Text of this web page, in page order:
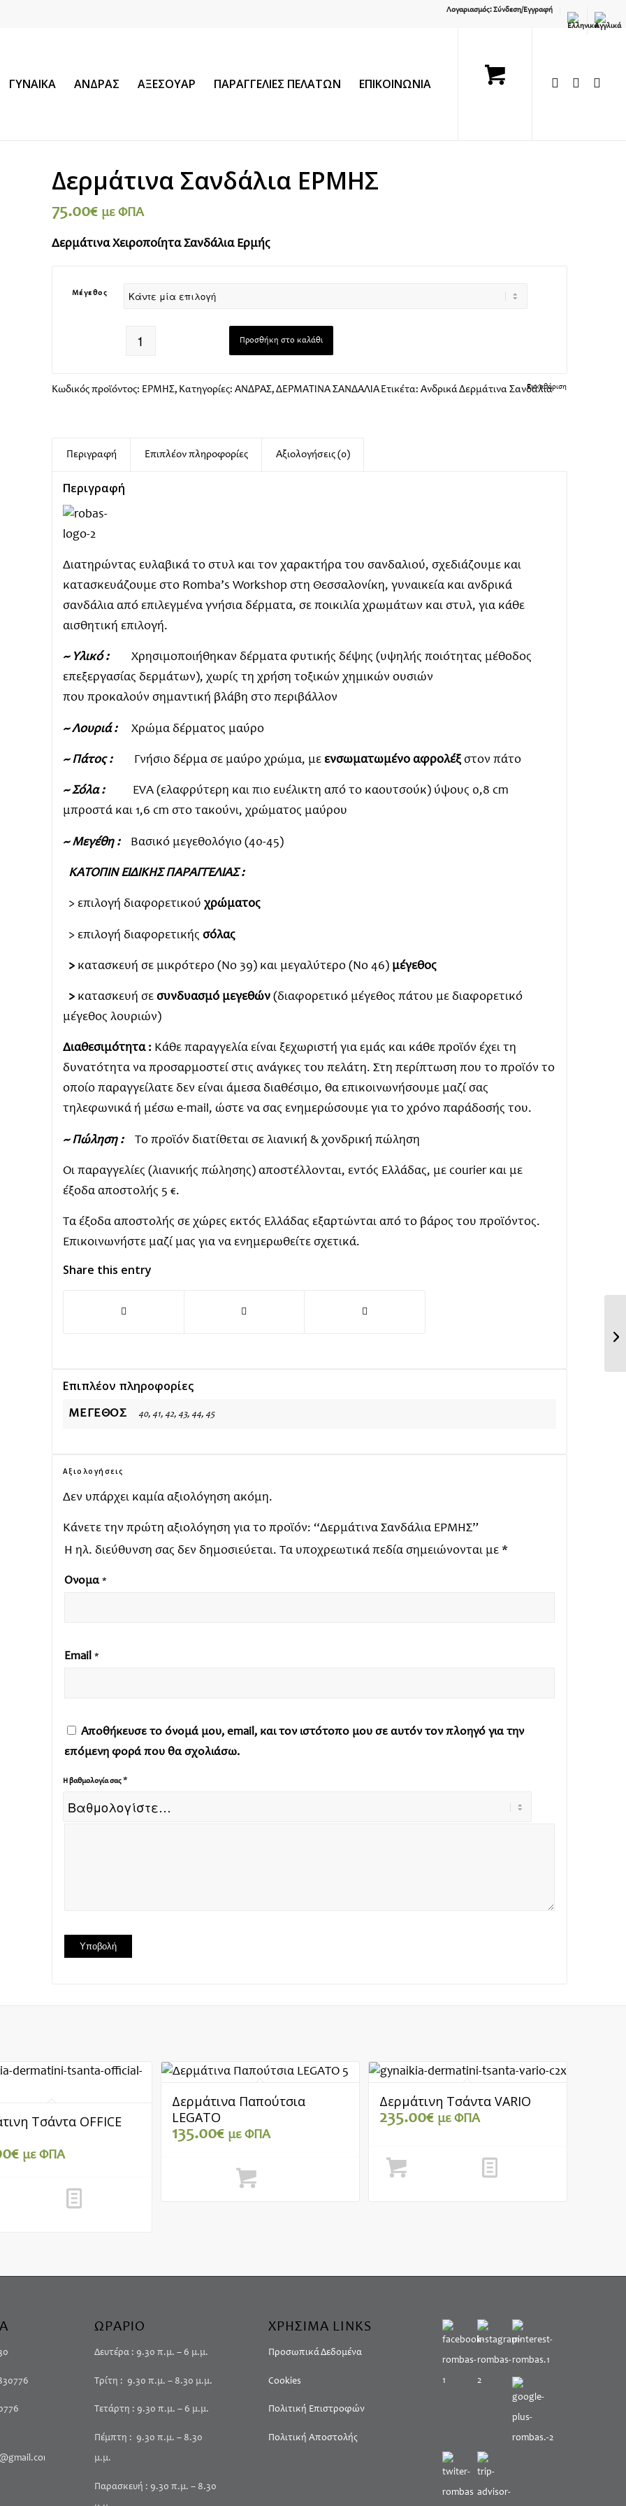
Λογαριασμός: Σύνδεση/Εγγραφή
ΓΥΝΑΙΚΑ ΑΝΔΡΑΣ ΑΞΕΣΟΥΑΡ ΠΑΡΑΓΓΕΛΙΕΣ ΠΕΛΑΤΩΝ ΕΠΙΚΟΙΝΩΝΙΑ
Δερμάτινα Σανδάλια ΕΡΜΗΣ
75.00€ με ΦΠΑ
Δερμάτινα Χειροποίητα Σανδάλια Ερμής
Μέγεθος
Εκκαθάριση
Προσθήκη στο καλάθι
Κωδικός προϊόντος: ΕΡΜΗΣ, Κατηγορίες: ΑΝΔΡΑΣ, ΔΕΡΜΑΤΙΝΑ ΣΑΝΔΑΛΙΑ Ετικέτα: Ανδρικά Δερμάτινα Σανδάλια
Περιγραφή Επιπλέον πληροφορίες Αξιολογήσεις (0)
Περιγραφή
Διατηρώντας ευλαβικά το στυλ και τον χαρακτήρα του σανδαλιού, σχεδιάζουμε και
κατασκευάζουμε στο Romba’s Workshop στη Θεσσαλονίκη, γυναικεία και ανδρικά
σανδάλια από επιλεγμένα γνήσια δέρματα, σε ποικιλία χρωμάτων και στυλ, για κάθε
αισθητική επιλογή.
~ Υλικό :
Χρησιμοποιήθηκαν δέρματα φυτικής δέψης (υψηλής ποιότητας μέθοδος
επεξεργασίας δερμάτων), χωρίς τη χρήση τοξικών χημικών ουσιών
που προκαλούν σημαντική βλάβη στο περιβάλλον
~ Λουριά : Χρώμα δέρματος μαύρο
~ Πάτος : Γνήσιο δέρμα σε μαύρο χρώμα, με ενσωματωμένο αφρολέξστον πάτο
~ Σόλα :
EVA (ελαφρύτερη και πιο ευέλικτη από το καουτσούκ) ύψους 0,8 cm
μπροστά και 1,6 cm στο τακούνι, χρώματος μαύρου
~ Μεγέθη :Βασικό μεγεθολόγιο (40-45)
ΚΑΤΟΠΙΝ ΕΙΔΙΚΗΣ ΠΑΡΑΓΓΕΛΙΑΣ :
> επιλογή διαφορετικού χρώματος
> επιλογή διαφορετικής σόλας
>κατασκευή σε μικρότερο (Νο 39) και μεγαλύτερο (Νο 46) μέγεθος
>κατασκευή σε συνδυασμό μεγεθών(διαφορετικό μέγεθος πάτου με διαφορετικό
μέγεθος λουριών)
Διαθεσιμότητα : Κάθε παραγγελία είναι ξεχωριστή για εμάς και κάθε προϊόν έχει τη
δυνατότητα να προσαρμοστεί στις ανάγκες του πελάτη. Στη περίπτωση που το προϊόν το
οποίο παραγγείλατε δεν είναι άμεσα διαθέσιμο, θα επικοινωνήσουμε μαζί σας
τηλεφωνικά ή μέσω e-mail, ώστε να σας ενημερώσουμε για το χρόνο παράδοσής του.
~ Πώληση : Το προϊόν διατίθεται σε λιανική & χονδρική πώληση
Οι παραγγελίες (λιανικής πώλησης) αποστέλλονται, εντός Ελλάδας, με courier και με
έξοδα αποστολής 5 €.
Τα έξοδα αποστολής σε χώρες εκτός Ελλάδας εξαρτώνται από το βάρος του προϊόντος.
Επικοινωνήστε μαζί μας για να ενημερωθείτε σχετικά.
Share this entry
Επιπλέον πληροφορίες
ΜΈΓΕΘΟΣ 40, 41, 42, 43, 44, 45
Αξιολογήσεις
Δεν υπάρχει καμία αξιολόγηση ακόμη.
Κάνετε την πρώτη αξιολόγηση για το προϊόν: “Δερμάτινα Σανδάλια ΕΡΜΗΣ”
Η ηλ. διεύθυνση σας δεν δημοσιεύεται. Τα υποχρεωτικά πεδία σημειώνονται με *
Όνομα *
Email *
Αποθήκευσε το όνομά μου, email, και τον ιστότοπο μου σε αυτόν τον πλοηγό για την
επόμενη φορά που θα σχολιάσω.
Η βαθμολογία σας *
Τσάντα OFFICE
€ με ΦΠΑ
Δερμάτινα Παπούτσια
LEGATO
135.00€ με ΦΠΑ
Δερμάτινη Τσάντα VARIO
235.00€ με ΦΠΑ
Show Details
ΩΡΑΡΙΟ
Δευτέρα : 9.30 π.μ. – 6 μ.μ.
Τρίτη : 9.30 π.μ. – 8.30 μ.μ.
Τετάρτη : 9.30 π.μ. – 6 μ.μ.
Πέμπτη : 9.30 π.μ. – 8.30
μ.μ.
Παρασκευή : 9.30 π.μ. – 8.30
ΧΡΗΣΙΜΑ LINKS
Προσωπικά Δεδομένα
Cookies
Πολιτική Επιστροφών
Πολιτική Αποστολής